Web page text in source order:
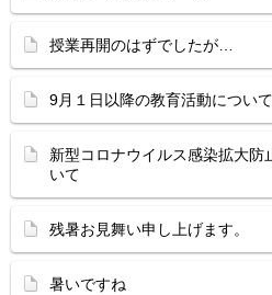
授業再開のはずでしたが…
9月１日以降の教育活動について
新型コロナウイルス感染拡大防
いて
残暑お見舞い申し上げます。
暑いですね